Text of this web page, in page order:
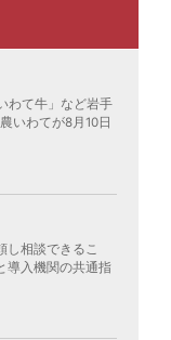
わて牛」など岩手
いわてが8月10日
し相談できるこ
導入機関の共通指